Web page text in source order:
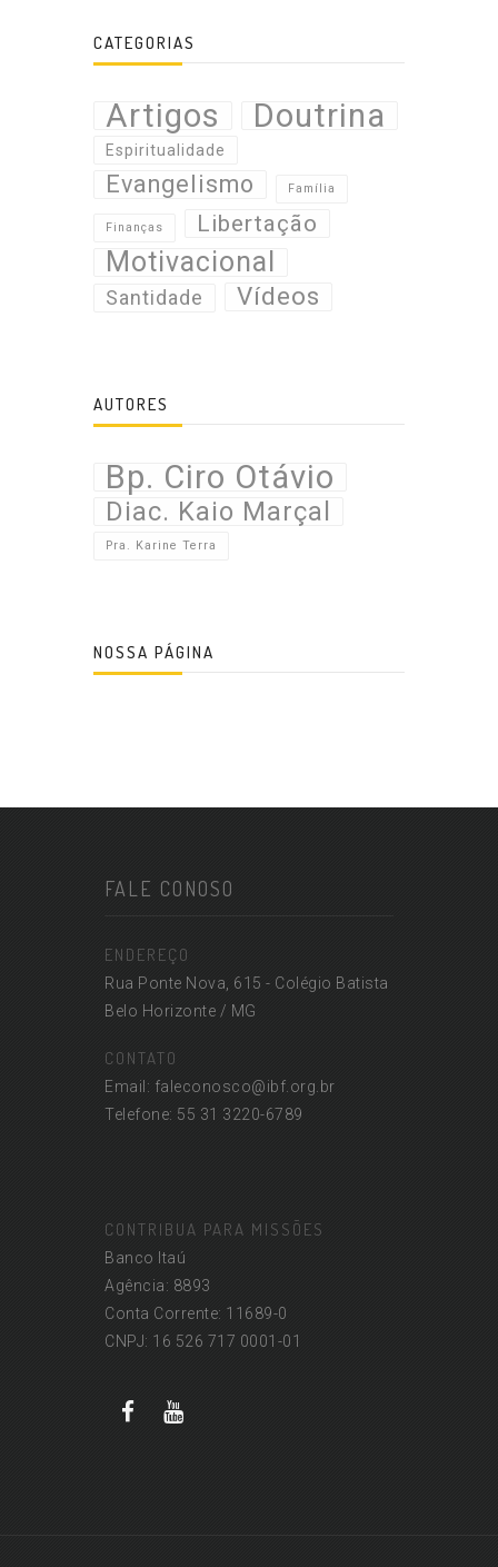
CATEGORIAS
Artigos Doutrina
Espiritualidade
Evangelismo Família
Finanças Libertação
Motivacional
Santidade Vídeos
AUTORES
Bp. Ciro Otávio
Diac. Kaio Marçal
Pra. Karine Terra
NOSSA PÁGINA
FALE CONOSO
ENDEREÇO
Rua Ponte Nova, 615 - Colégio Batista
Belo Horizonte / MG
CONTATO
Email: faleconosco@ibf.org.br
Telefone: 55 31 3220-6789
CONTRIBUA PARA MISSÕES
Banco Itaú
Agência: 8893
Conta Corrente: 11689-0
CNPJ: 16 526 717 0001-01